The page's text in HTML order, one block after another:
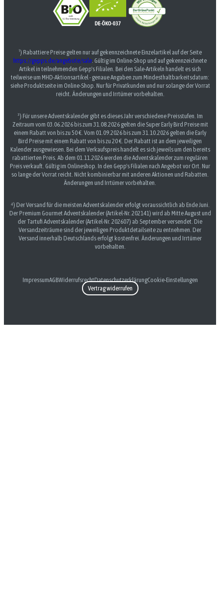
¹) Rabattiere Preise gelten nur auf gekennzeichnete Einzelartikel auf der Seite
https://gepps.de/angebote/sale. Gültig im Online-Shop und auf gekennzeichnete
Artikel in teilnehmenden Gepp's Filialen. Bei den Sale-Artikeln handelt es sich
teilweise um MHD-Aktionsartikel - genaue Angaben zum Mindesthaltbarkeitsdatum:
siehe Produktseite im Online-Shop. Nur für Privatkunden und nur solange der Vorrat
reicht. Änderungen und Irrtümer vorbehalten.
³) Für unsere Adventskalender gibt es dieses Jahr verschiedene Preisstufen. Im
Zeitraum vom 03.06.2026 bis zum 31.08.2026 gelten die Super Early Bird Preise mit
einem Rabatt von bis zu 50 €. Vom 01.09.2026 bis zum 31.10.2026 gelten die Early
Bird Preise mit einem Rabatt von bis zu 20 €. Der Rabatt ist an dem jeweiligen
Kalender ausgewiesen. Bei dem Verkaufspreis handelt es sich jeweils um den bereits
rabattierten Preis. Ab dem 01.11.2026 werden die Adventskalender zum regulären
Preis verkauft. Gültig im Onlineshop. In den Gepp's Filialen nach Angebot vor Ort. Nur
so lange der Vorrat reicht. Nicht kombinierbar mit anderen Aktionen und Rabatten.
Änderungen und Irrtümer vorbehalten.
⁴) Der Versand für die meisten Adventskalender erfolgt voraussichtlich ab Ende Juni.
Der Premium Gourmet Adventskalender (Artikel-Nr. 202141) wird ab Mitte August und
der Tartufi Adventskalender (Artikel-Nr. 202607) ab September versendet. Die
Versandzeiträume sind der jeweiligen Produktdetailseite zu entnehmen. Der
Versand innerhalb Deutschlands erfolgt kostenfrei. Änderungen und Irrtümer
vorbehalten.
ImpressumAGBWiderrufsrechtDatenschutzerklärungCookie-Einstellungen
Vertrag widerrufen